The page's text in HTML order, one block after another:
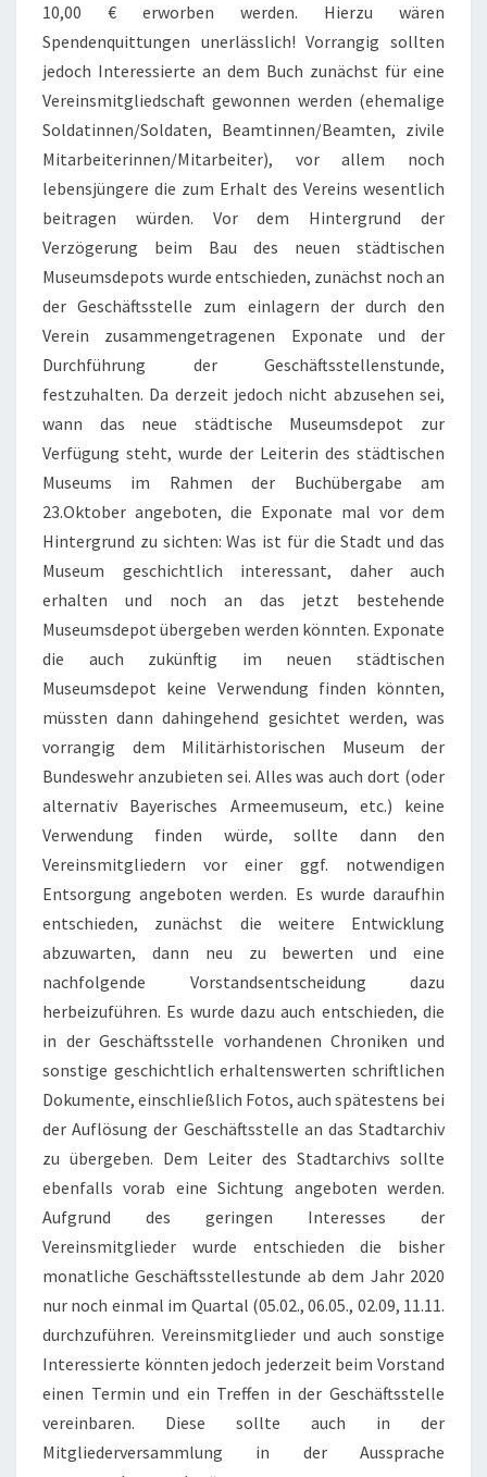
10,00 € erworben werden. Hierzu wären
Spendenquittungen unerlässlich! Vorrangig sollten
jedoch Interessierte an dem Buch zunächst für eine
Vereinsmitgliedschaft gewonnen werden (ehemalige
Soldatinnen/Soldaten, Beamtinnen/Beamten, zivile
Mitarbeiterinnen/Mitarbeiter), vor allem noch
lebensjüngere die zum Erhalt des Vereins wesentlich
beitragen würden. Vor dem Hintergrund der
Verzögerung beim Bau des neuen städtischen
Museumsdepots wurde entschieden, zunächst noch an
der Geschäftsstelle zum einlagern der durch den
Verein zusammengetragenen Exponate und der
Durchführung der Geschäftsstellenstunde,
festzuhalten. Da derzeit jedoch nicht abzusehen sei,
wann das neue städtische Museumsdepot zur
Verfügung steht, wurde der Leiterin des städtischen
Museums im Rahmen der Buchübergabe am
23.Oktober angeboten, die Exponate mal vor dem
Hintergrund zu sichten: Was ist für die Stadt und das
Museum geschichtlich interessant, daher auch
erhalten und noch an das jetzt bestehende
Museumsdepot übergeben werden könnten. Exponate
die auch zukünftig im neuen städtischen
Museumsdepot keine Verwendung finden könnten,
müssten dann dahingehend gesichtet werden, was
vorrangig dem Militärhistorischen Museum der
Bundeswehr anzubieten sei. Alles was auch dort (oder
alternativ Bayerisches Armeemuseum, etc.) keine
Verwendung finden würde, sollte dann den
Vereinsmitgliedern vor einer ggf. notwendigen
Entsorgung angeboten werden. Es wurde daraufhin
entschieden, zunächst die weitere Entwicklung
abzuwarten, dann neu zu bewerten und eine
nachfolgende Vorstandsentscheidung dazu
herbeizuführen. Es wurde dazu auch entschieden, die
in der Geschäftsstelle vorhandenen Chroniken und
sonstige geschichtlich erhaltenswerten schriftlichen
Dokumente, einschließlich Fotos, auch spätestens bei
der Auflösung der Geschäftsstelle an das Stadtarchiv
zu übergeben. Dem Leiter des Stadtarchivs sollte
ebenfalls vorab eine Sichtung angeboten werden.
Aufgrund des geringen Interesses der
Vereinsmitglieder wurde entschieden die bisher
monatliche Geschäftsstellestunde ab dem Jahr 2020
nur noch einmal im Quartal (05.02., 06.05., 02.09, 11.11.
durchzuführen. Vereinsmitglieder und auch sonstige
Interessierte könnten jedoch jederzeit beim Vorstand
einen Termin und ein Treffen in der Geschäftsstelle
vereinbaren. Diese sollte auch in der
Mitgliederversammlung in der Aussprache